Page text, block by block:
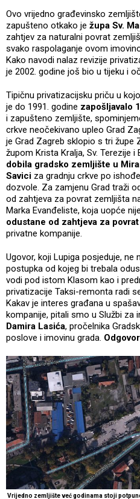
Ovo vrijedno građevinsko
zapušteno otkako je župa Sv.
zahtjev za naturalni povrat
svako raspolaganje ovom
Kako navodi nalaz revizije
je 2002. godine još bio u tijeku i
Tipičnu privatizacijsku priču u
je do 1991. godine zapošljavalo
i zapušteno zemljište,
crkve neočekivano upleo Grad
je Grad Zagreb sklopio s tri župe
župom Krista Kralja, Sv. Terezije i
dobila gradsko zemljište u
Savici za gradnju crkve po
dozvole. Za zamjenu Grad traži
od zahtjeva za povrat zemljišta
Marka Evanđeliste, koja uopće
odustane od zahtjeva za
privatne kompanije.
Ugovor, koji Lupiga posjeduje,
postupka od kojeg bi trebala
vodi pod istom Klasom kao i
privatizacije Taksi-remonta radi
Kakav je interes građana u
kompanije, pitali smo u Službi za
Damira Lasića, pročelnika
poslove i imovinu grada.
Vrijedno zemljište već godinama stoji